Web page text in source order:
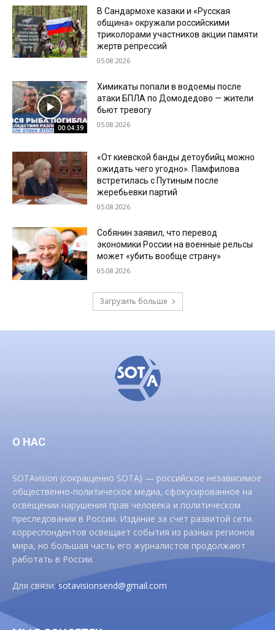
В Сандармохе казаки и «Русская
община» окружали российскими
триколорами участников акции памяти
жертв репрессий
05.08.2026
00:04:39
Химикаты попали в водоемы после
атаки БПЛА по Домодедово — жители
бьют тревогу
05.08.2026
«От киевской банды детоубийц можно
ожидать чего угодно». Памфилова
встретилась с Путиным после
жеребьевки партий
05.08.2026
Собянин заявил, что перевод
экономики России на военные рельсы
может «убить вообще страну»
05.08.2026
Загрузить больше
О НАС
SOTAvision (сокращенно SOTA) — российское независимое
общественно-политическое медиа, сфокусированное на
освещении нарушения прав человека и политическом
преследовании в России. Издание за счет развитой сети
корреспондентов освещает события из разных регионов
мира, но большая часть его журналистов продолжают
работать в России.
Для связи:sotavisionsend@gmail.com